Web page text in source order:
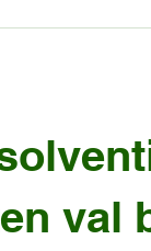
val